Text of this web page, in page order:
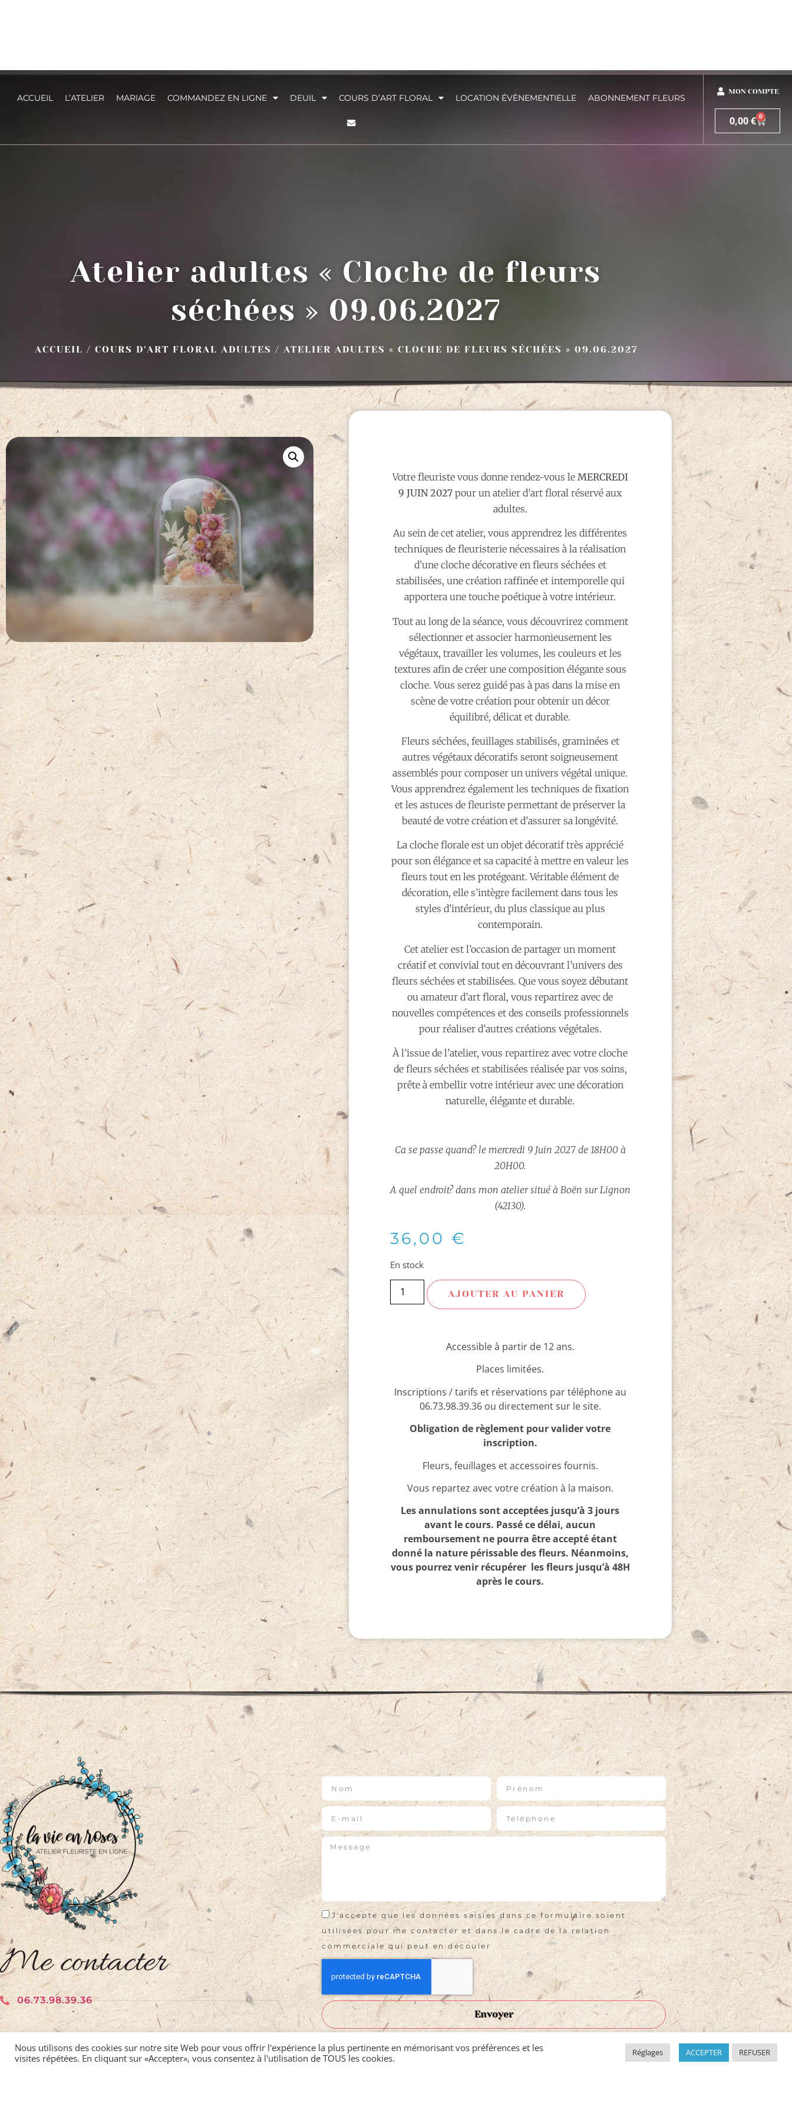
ACCUEIL L’ATELIER MARIAGE COMMANDEZ EN LIGNE DEUIL COURS D’ART FLORAL LOCATION ÉVÈNEMENTIELLE ABONNEMENT FLEURS
MON COMPTE
0,00€ 0
Atelier adultes « Cloche de fleurs
séchées » 09.06.2027
ACCUEIL / COURS D'ART FLORAL ADULTES / ATELIER ADULTES « CLOCHE DE FLEURS SÉCHÉES » 09.06.2027
Votre fleuriste vous donne rendez-vous le MERCREDI
9 JUIN 2027 pour un atelier d’art floral réservé aux
adultes.
Au sein de cet atelier, vous apprendrez les différentes
techniques de fleuristerie nécessaires à la réalisation
d’une cloche décorative en fleurs séchées et
stabilisées, une création raffinée et intemporelle qui
apportera une touche poétique à votre intérieur.
Tout au long de la séance, vous découvrirez comment
sélectionner et associer harmonieusement les
végétaux, travailler les volumes, les couleurs et les
textures afin de créer une composition élégante sous
cloche. Vous serez guidé pas à pas dans la mise en
scène de votre création pour obtenir un décor
équilibré, délicat et durable.
Fleurs séchées, feuillages stabilisés, graminées et
autres végétaux décoratifs seront soigneusement
assemblés pour composer un univers végétal unique.
Vous apprendrez également les techniques de fixation
et les astuces de fleuriste permettant de préserver la
beauté de votre création et d’assurer sa longévité.
La cloche florale est un objet décoratif très apprécié
pour son élégance et sa capacité à mettre en valeur les
fleurs tout en les protégeant. Véritable élément de
décoration, elle s’intègre facilement dans tous les
styles d’intérieur, du plus classique au plus
contemporain.
Cet atelier est l’occasion de partager un moment
créatif et convivial tout en découvrant l’univers des
fleurs séchées et stabilisées. Que vous soyez débutant
ou amateur d’art floral, vous repartirez avec de
nouvelles compétences et des conseils professionnels
pour réaliser d’autres créations végétales.
À l’issue de l’atelier, vous repartirez avec votre cloche
de fleurs séchées et stabilisées réalisée par vos soins,
prête à embellir votre intérieur avec une décoration
naturelle, élégante et durable.
Ca se passe quand? le mercredi 9 Juin 2027 de 18H00 à
20H00.
A quel endroit?dans mon atelier situé à Boën sur Lignon
(42130).
36,00 €
En stock
AJOUTER AU PANIER
Accessible à partir de 12 ans.
Places limitées.
Inscriptions / tarifs et réservations par téléphone au
06.73.98.39.36 ou directement sur le site.
Obligation de règlement pour valider votre
inscription.
Fleurs, feuillages et accessoires fournis.
Vous repartez avec votre création à la maison.
Les annulations sont acceptées jusqu’à 3 jours
avant le cours. Passé ce délai, aucun
remboursement ne pourra être accepté étant
donné la nature périssable des fleurs. Néanmoins,
vous pourrez venir récupérer les fleurs jusqu’à 48H
après le cours.
Me contacter
06.73.98.39.36
J'accepte que les données saisies dans ce formulaire soient
utilisées pour me contacter et dans le cadre de la relation
commerciale qui peut en découler
Envoyer
Nous utilisons des cookies sur notre site Web pour vous offrir l'expérience la plus pertinente en mémorisant vos préférences et les
visites répétées. En cliquant sur «Accepter», vous consentez à l'utilisation de TOUS les cookies.
Réglages ACCEPTER REFUSER